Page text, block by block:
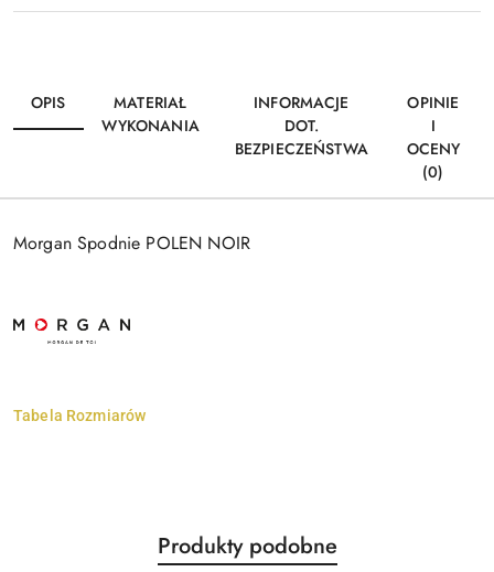
OPIS
MATERIAŁ
WYKONANIA
INFORMACJE
DOT.
BEZPIECZEŃSTWA
OPINIE
I
OCENY
(0)
Morgan Spodnie POLEN NOIR
Tabela Rozmiarów
Pomiń karuzelę produktów
Produkty
Produkty podobne